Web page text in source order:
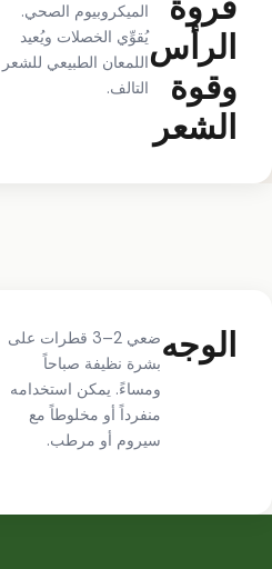
الرأس
وقوة
الشعر
الميكروبيوم الصحي.
يُقوِّي الخصلات ويُعيد
اللمعان الطبيعي للشعر
التالف.
الوجه
ضعي 2–3 قطرات على
بشرة نظيفة صباحاً
ومساءً. يمكن استخدامه
منفرداً أو مخلوطاً مع
سيروم أو مرطب.